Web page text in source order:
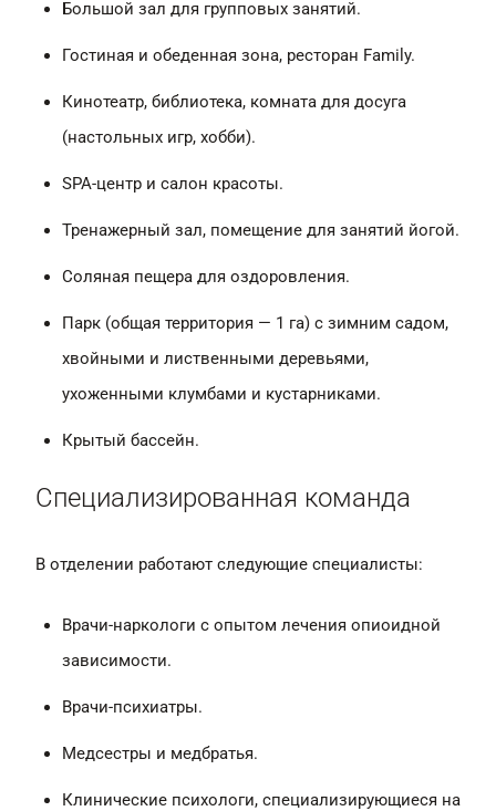
Большой зал для групповых занятий.
Гостиная и обеденная зона, ресторан Family.
Кинотеатр, библиотека, комната для досуга
(настольных игр, хобби).
SPA-центр и салон красоты.
Тренажерный зал, помещение для занятий йогой.
Соляная пещера для оздоровления.
Парк (общая территория — 1 га) с зимним садом,
хвойными и лиственными деревьями,
ухоженными клумбами и кустарниками.
Крытый бассейн.
Специализированная команда
В отделении работают следующие специалисты:
Врачи-наркологи с опытом лечения опиоидной
зависимости.
Врачи-психиатры.
Медсестры и медбратья.
Клинические психологи, специализирующиеся на